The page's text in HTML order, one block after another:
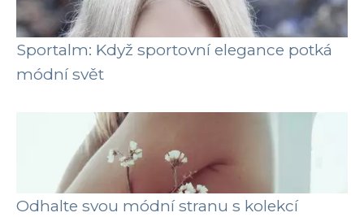
Sportalm: Když sportovní elegance potká
módní svět
Odhalte svou módní stranu s kolekcí